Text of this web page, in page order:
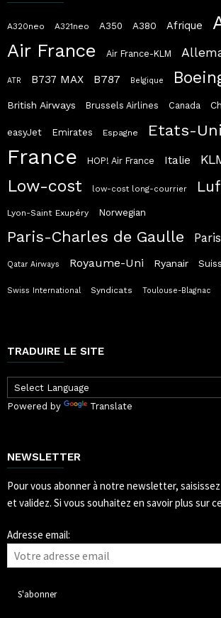
A320neo A321neo A350 A380 Afrique
Air France Air France-KLM
ATR B737 MAX B787 Belgique
British Airways Brussels Airlines Canada
easyJet Emirates Espagne Etats-
France HOP! Air France Italie
Low-cost low-cost long-courrier
Lyon-Saint Exupéry Norwegian
Paris-Charles de Gaulle
Qatar Airways Royaume-Uni Ryanair
Swiss International Syndicats Toulouse-Blagnac
TRADUIRE LE SITE
Powered by Translate
NEWSLETTER
Pour vous abonner à notre newsletter,
et validez. Si vous souhaitez en savoir plus sur
Adresse email: